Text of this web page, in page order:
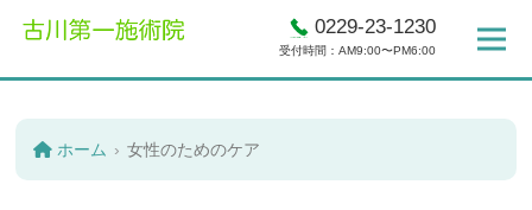
0229-23-1230
受付時間：AM9:00〜PM6:00
ホーム 女性のためのケア